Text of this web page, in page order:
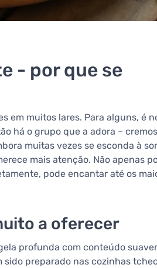
- por que se
em muitos lares. Para alguns, é
há o grupo que a adora –
muitas vezes se esconda à
mais atenção. Não apenas
pode encantar até os
a oferecer
profunda com conteúdo
preparado nas cozinhas